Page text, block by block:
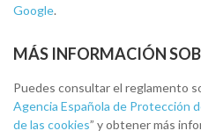
Google.
MÁS INFORMACIÓN
Puedes consultar el reglamento
Agencia Española de Protección
de las cookies” y obtener más